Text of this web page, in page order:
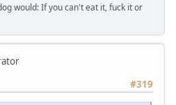
would: If you can't eat it, fuck it or
#319